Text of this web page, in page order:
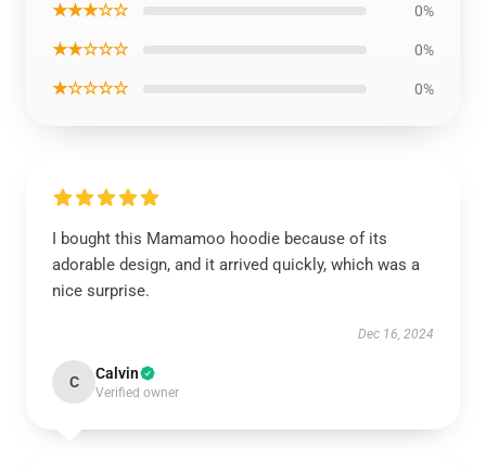
★★★☆☆ 0%
★★☆☆☆ 0%
★☆☆☆☆ 0%
I bought this Mamamoo hoodie because of its
adorable design, and it arrived quickly, which was a
nice surprise.
Dec 16, 2024
C Calvin
Verified owner